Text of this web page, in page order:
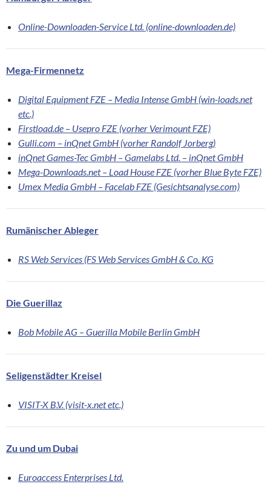
Online-Downloaden-Service Ltd. (online-downloaden.de)
Mega-Firmennetz
Digital Equipment FZE – Media Intense GmbH (win-loads.net
etc.)
Firstload.de – Usepro FZE (vorher Verimount FZE)
Gulli.com – inQnet GmbH (vorher Randolf Jorberg)
inQnet Games-Tec GmbH – Gamelabs Ltd. – inQnet GmbH
Mega-Downloads.net – Load House FZE (vorher Blue Byte FZE)
Umex Media GmbH – Facelab FZE (Gesichtsanalyse.com)
Rumänischer Ableger
RS Web Services (FS Web Services GmbH & Co. KG
Die Guerillaz
Bob Mobile AG – Guerilla Mobile Berlin GmbH
Seligenstädter Kreisel
VISIT-X B.V. (visit-x.net etc.)
Zu und um Dubai
Euroaccess Enterprises Ltd.